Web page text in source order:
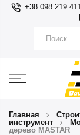
+38 098 219
Главная
инструмент
дерево MASTAR